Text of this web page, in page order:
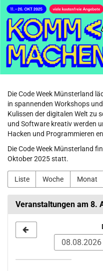
Zum
Haupt-
Inhalt
springen
Code
Week
Münsterland
Die Code Week Münsterland
in spannenden Workshops
Kulissen der digitalen Welt zu
und Software kreativ werden
Hacken und Programmieren
Die Code Week Münsterland
Oktober 2025 statt.
Liste Woche Monat
Veranstaltungen am 8.
zur
Anzeige